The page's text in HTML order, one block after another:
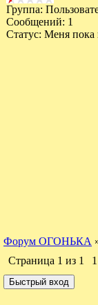
Группа:
Сообщений: 1
Статус: Меня пока
Форум ОГОНЬКА
Страница 1 из 1 1